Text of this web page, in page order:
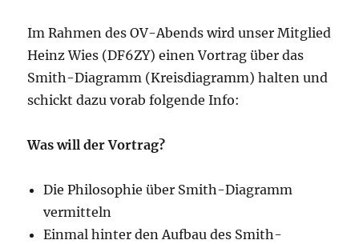
Im Rahmen des OV-Abends wird unser Mitglied
Heinz Wies (DF6ZY) einen Vortrag über das
Smith-Diagramm (Kreisdiagramm) halten und
schickt dazu vorab folgende Info:
Was will der Vortrag?
Die Philosophie über Smith-Diagramm
vermitteln
Einmal hinter den Aufbau des Smith-